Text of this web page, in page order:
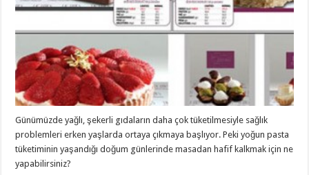
Günümüzde yağlı, şekerli gıdaların daha çok tüketilmesiyle sağlık
problemleri erken yaşlarda ortaya çıkmaya başlıyor. Peki yoğun pasta
tüketiminin yaşandığı doğum günlerinde masadan hafif kalkmak için ne
yapabilirsiniz?